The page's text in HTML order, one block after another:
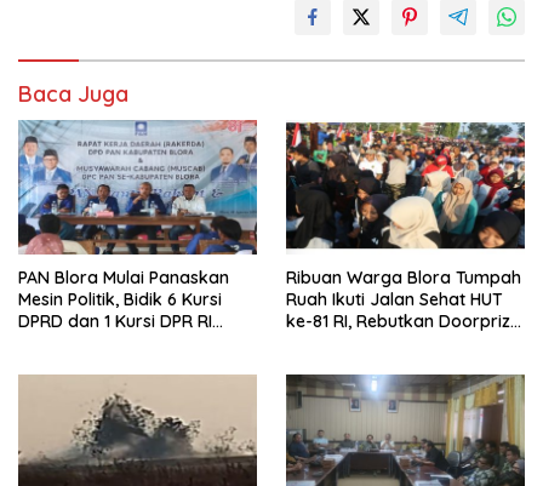
Baca Juga
‎PAN Blora Mulai Panaskan
Mesin Politik, Bidik 6 Kursi
DPRD dan 1 Kursi DPR RI
Ribuan Warga Blora Tumpah
Ruah Ikuti Jalan Sehat HUT
ke-81 RI, Rebutkan Doorprize